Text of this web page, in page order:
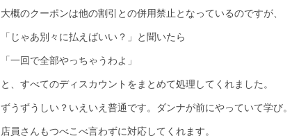
大概のクーポンは他の割引との併用禁止となっているのですが、
「じゃあ別々に払えばいい？」と聞いたら
「一回で全部やっちゃうわよ」
と、すべてのディスカウントをまとめて処理してくれました。
ずうずうしい？いえいえ普通です。ダンナが前にやっていて学び。
店員さんもつべこべ言わずに対応してくれます。